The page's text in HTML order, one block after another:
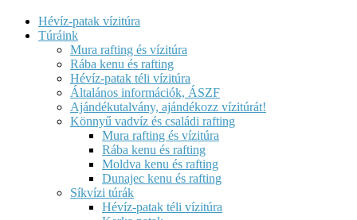
Hévíz-patak vízitúra
Túráink
Mura rafting és vízitúra
Rába kenu és rafting
Hévíz-patak téli vízitúra
Általános információk, ÁSZF
Ajándékutalvány, ajándékozz vízitúrát!
Könnyű vadvíz és családi rafting
Mura rafting és vízitúra
Rába kenu és rafting
Moldva kenu és rafting
Dunajec kenu és rafting
Síkvízi túrák
Hévíz-patak téli vízitúra